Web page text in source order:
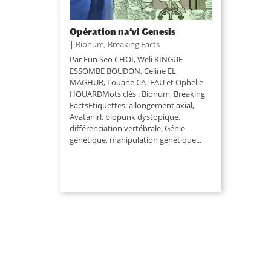
Opération na’vi Genesis
| Bionum, Breaking Facts
Par Eun Seo CHOI, Weli KINGUE
ESSOMBE BOUDON, Celine EL
MAGHUR, Louane CATEAU et Ophelie
HOUARDMots clés : Bionum, Breaking
FactsEtiquettes: allongement axial,
Avatar irl, biopunk dystopique,
différenciation vertébrale, Génie
génétique, manipulation génétique...